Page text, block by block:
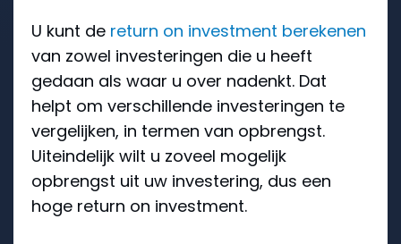
U kunt de return on investment berekenen
van zowel investeringen die u heeft
gedaan als waar u over nadenkt. Dat
helpt om verschillende investeringen te
vergelijken, in termen van opbrengst.
Uiteindelijk wilt u zoveel mogelijk
opbrengst uit uw investering, dus een
hoge return on investment.